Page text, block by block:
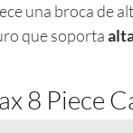
una broca de
que soporta
8 Piece